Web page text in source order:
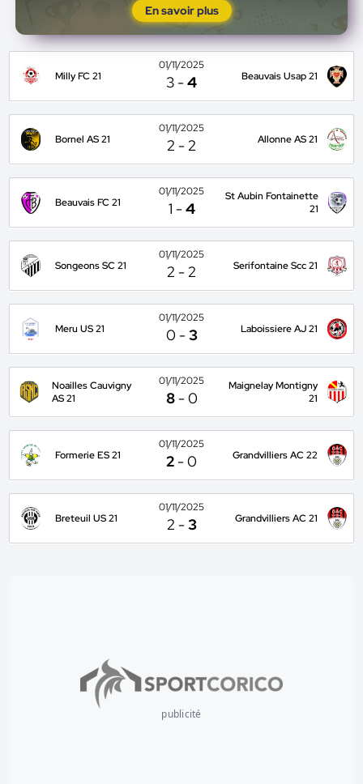
En savoir plus
Milly FC 21
01/11/2025
3 -4 Beauvais Usap 21
Bornel AS 21
01/11/2025
2 -2 Allonne AS 21
Beauvais FC 21
01/11/2025
1 -4
St Aubin Fontainette
21
Songeons SC 21
01/11/2025
2 -2 Serifontaine Scc 21
Meru US 21
01/11/2025
0 -3 Laboissiere AJ 21
Noailles Cauvigny
AS 21
01/11/2025
8 -0
Maignelay Montigny
21
Formerie ES 21
01/11/2025
2 -0 Grandvilliers AC 22
Breteuil US 21
01/11/2025
2 -3 Grandvilliers AC 21
publicité